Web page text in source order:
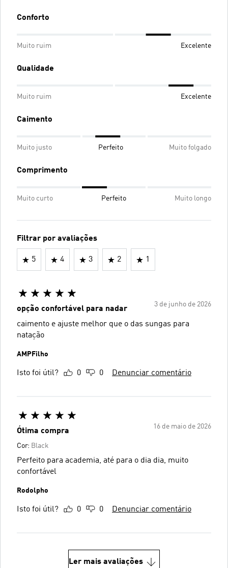
Conforto
Muito ruim Excelente
Qualidade
Muito ruim Excelente
Caimento
Muito justo Perfeito Muito folgado
Comprimento
Muito curto Perfeito Muito longo
Filtrar por avaliações
5 4 3 2 1
3 de junho de 2026
opção confortável para nadar
caimento e ajuste melhor que o das sungas para
natação
AMPFilho
Isto foi útil? 0 0 Denunciar comentário
16 de maio de 2026
Ótima compra
Cor: Black
Perfeito para academia, até para o dia dia, muito
confortável
Rodolpho
Isto foi útil? 0 0 Denunciar comentário
Ler mais avaliações